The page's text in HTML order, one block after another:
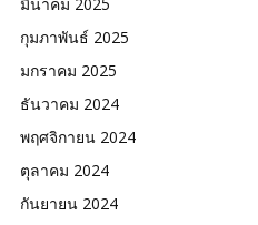
กุมภาพันธ์ 2025
มกราคม 2025
ธันวาคม 2024
พฤศจิกายน 2024
ตุลาคม 2024
กันยายน 2024